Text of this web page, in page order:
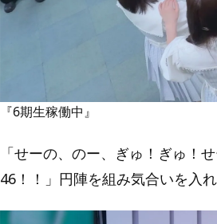
『6期生稼働中』
「せーの、のー、ぎゅ！ぎゅ！
46！！」円陣を組み気合いを入